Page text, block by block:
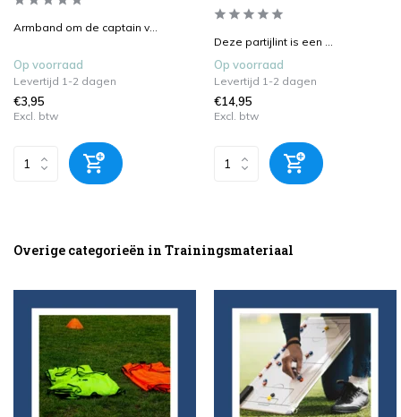
Armband om de captain v...
Op voorraad
Levertijd 1-2 dagen
€3,95
Excl. btw
Deze partijlint is een ...
Op voorraad
Levertijd 1-2 dagen
€14,95
Excl. btw
Overige categorieën in Trainingsmateriaal